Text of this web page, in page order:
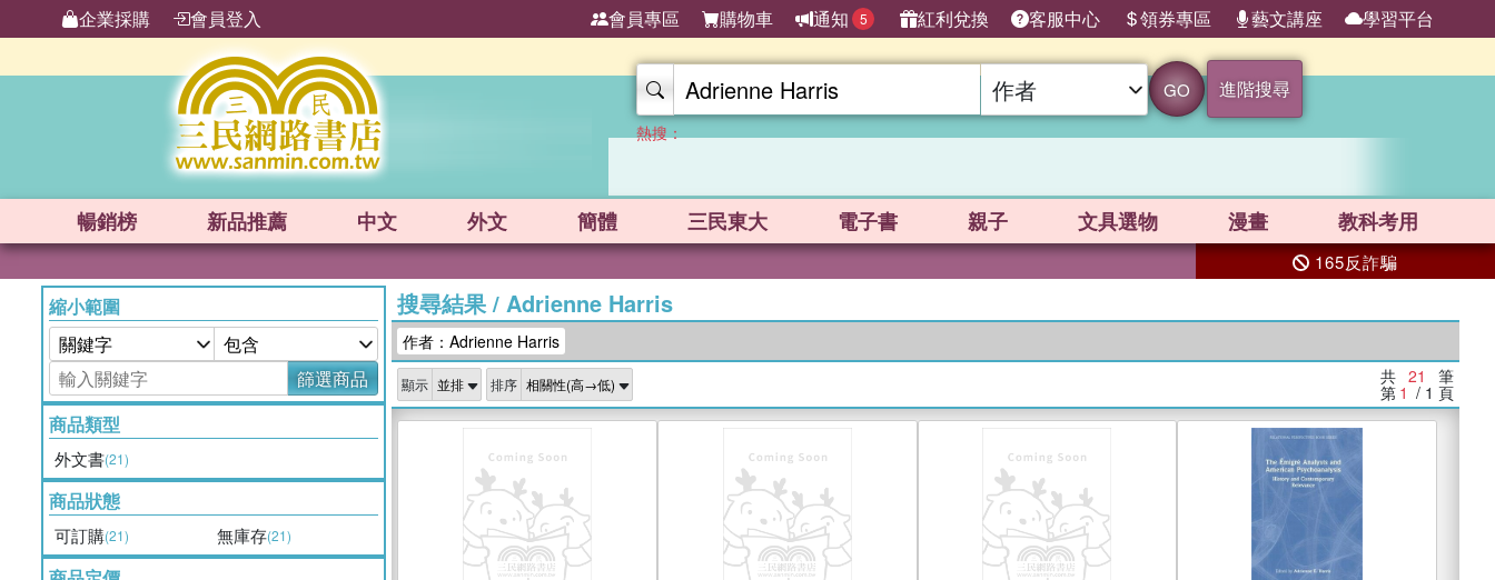
企業採購 會員登入 會員專區 購物車 通知 5 紅利兌換 客服中心 領券專區 藝文講座 學習平台
GO 進階搜尋
熱搜：
暢銷榜 新品推薦 中文 外文 簡體 三民東大 電子書 親子 文具選物 漫畫 教科考用
165反詐騙
縮小範圍
篩選商品
商品類型
外文書(21)
商品狀態
可訂購(21) 無庫存(21)
搜尋結果/ Adrienne Harris
作者：Adrienne Harris
顯示 排序 共 21 筆
第 1 / 1 頁